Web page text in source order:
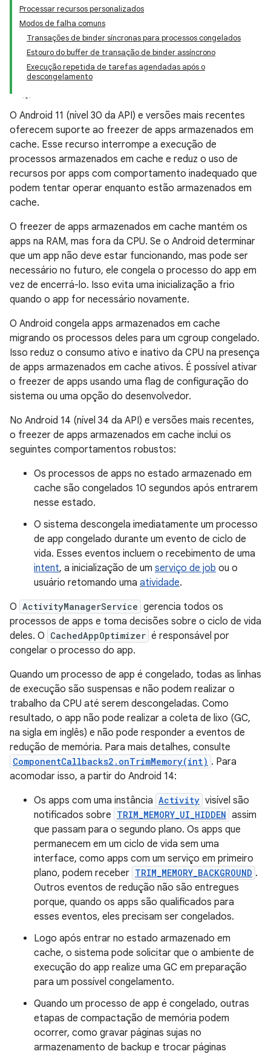
Processar recursos personalizados
Modos de falha comuns
Transações de binder síncronas para processos congelados
Estouro do buffer de transação de binder assíncrono
Execução repetida de tarefas agendadas após o
descongelamento
O Android 11 (nível 30 da API) e versões mais recentes
oferecem suporte ao freezer de apps armazenados em
cache. Esse recurso interrompe a execução de
processos armazenados em cache e reduz o uso de
recursos por apps com comportamento inadequado que
podem tentar operar enquanto estão armazenados em
cache.
O freezer de apps armazenados em cache mantém os
apps na RAM, mas fora da CPU. Se o Android determinar
que um app não deve estar funcionando, mas pode ser
necessário no futuro, ele congela o processo do app em
vez de encerrá-lo. Isso evita uma inicialização a frio
quando o app for necessário novamente.
O Android congela apps armazenados em cache
migrando os processos deles para um cgroup congelado.
Isso reduz o consumo ativo e inativo da CPU na presença
de apps armazenados em cache ativos. É possível ativar
o freezer de apps usando uma flag de configuração do
sistema ou uma opção do desenvolvedor.
No Android 14 (nível 34 da API) e versões mais recentes,
o freezer de apps armazenados em cache inclui os
seguintes comportamentos robustos:
Os processos de apps no estado armazenado em
cache são congelados 10 segundos após entrarem
nesse estado.
O sistema descongela imediatamente um processo
de app congelado durante um evento de ciclo de
vida. Esses eventos incluem o recebimento de uma
intent, a inicialização de um serviço de job ou o
usuário retomando uma atividade.
O ActivityManagerService gerencia todos os
processos de apps e toma decisões sobre o ciclo de vida
deles. O CachedAppOptimizer é responsável por
congelar o processo do app.
Quando um processo de app é congelado, todas as linhas
de execução são suspensas e não podem realizar o
trabalho da CPU até serem descongeladas. Como
resultado, o app não pode realizar a coleta de lixo (GC,
na sigla em inglês) e não pode responder a eventos de
redução de memória. Para mais detalhes, consulte
ComponentCallbacks2.onTrimMemory(int) . Para
acomodar isso, a partir do Android 14:
Os apps com uma instância Activity visível são
notificados sobre TRIM_MEMORY_UI_HIDDEN assim
que passam para o segundo plano. Os apps que
permanecem em um ciclo de vida sem uma
interface, como apps com um serviço em primeiro
plano, podem receber TRIM_MEMORY_BACKGROUND .
Outros eventos de redução não são entregues
porque, quando os apps são qualificados para
esses eventos, eles precisam ser congelados.
Logo após entrar no estado armazenado em
cache, o sistema pode solicitar que o ambiente de
execução do app realize uma GC em preparação
para um possível congelamento.
Quando um processo de app é congelado, outras
etapas de compactação de memória podem
ocorrer, como gravar páginas sujas no
armazenamento de backup e trocar páginas